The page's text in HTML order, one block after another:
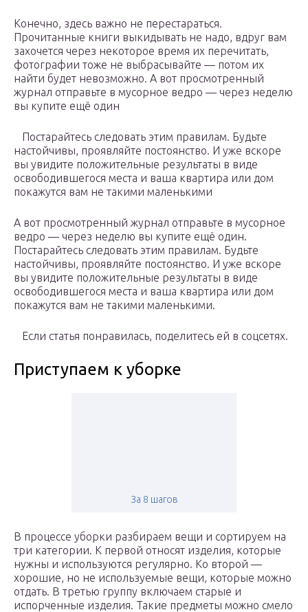
Конечно, здесь важно не перестараться.
Прочитанные книги выкидывать не надо, вдруг вам
захочется через некоторое время их перечитать,
фотографии тоже не выбрасывайте — потом их
найти будет невозможно. А вот просмотренный
журнал отправьте в мусорное ведро — через неделю
вы купите ещё один
Постарайтесь следовать этим правилам. Будьте
настойчивы, проявляйте постоянство. И уже вскоре
вы увидите положительные результаты в виде
освободившегося места и ваша квартира или дом
покажутся вам не такими маленькими
А вот просмотренный журнал отправьте в мусорное
ведро — через неделю вы купите ещё один.
Постарайтесь следовать этим правилам. Будьте
настойчивы, проявляйте постоянство. И уже вскоре
вы увидите положительные результаты в виде
освободившегося места и ваша квартира или дом
покажутся вам не такими маленькими.
Если статья понравилась, поделитесь ей в соцсетях.
Приступаем к уборке
За 8 шагов
В процессе уборки разбираем вещи и сортируем на
три категории. К первой относят изделия, которые
нужны и используются регулярно. Ко второй —
хорошие, но не используемые вещи, которые можно
отдать. В третью группу включаем старые и
испорченные изделия. Такие предметы можно смело